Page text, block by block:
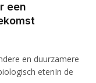
een
en duurzamere
etenIn de